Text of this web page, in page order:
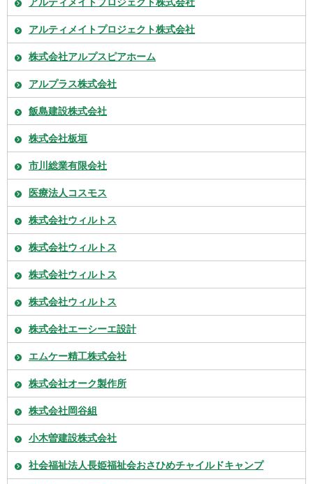
アルティメイトプロジェクト株式会社
アルティメイトプロジェクト株式会社
株式会社アルプスピアホーム
アルプラス株式会社
飯島建設株式会社
株式会社板垣
市川総業有限会社
医療法人コスモス
株式会社ウィルトス
株式会社ウィルトス
株式会社ウィルトス
株式会社ウィルトス
株式会社エーシーエ設計
エムケー精工株式会社
株式会社オーク製作所
株式会社岡谷組
小木曽建設株式会社
社会福祉法人長姫福祉会おさひめチャイルドキャンプ